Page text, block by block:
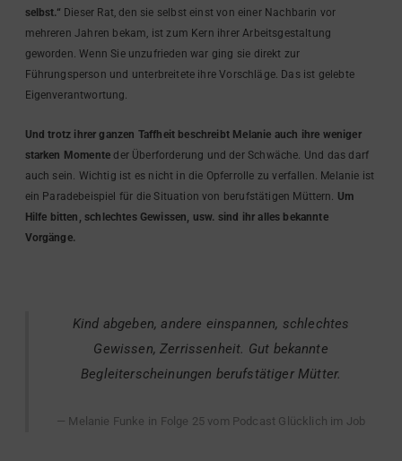
selbst.“ Dieser Rat, den sie selbst einst von einer Nachbarin vor
mehreren Jahren bekam, ist zum Kern ihrer Arbeitsgestaltung
geworden. Wenn Sie unzufrieden war ging sie direkt zur
Führungsperson und unterbreitete ihre Vorschläge. Das ist gelebte
Eigenverantwortung.
Und trotz ihrer ganzen Taffheit beschreibt Melanie auch ihre weniger
starken Momente der Überforderung und der Schwäche. Und das darf
auch sein. Wichtig ist es nicht in die Opferrolle zu verfallen. Melanie ist
ein Paradebeispiel für die Situation von berufstätigen Müttern. Um
Hilfe bitten, schlechtes Gewissen, usw. sind ihr alles bekannte
Vorgänge.
Kind abgeben, andere einspannen, schlechtes
Gewissen, Zerrissenheit. Gut bekannte
Begleiterscheinungen berufstätiger Mütter.
Melanie Funke in Folge 25 vom Podcast Glücklich im Job